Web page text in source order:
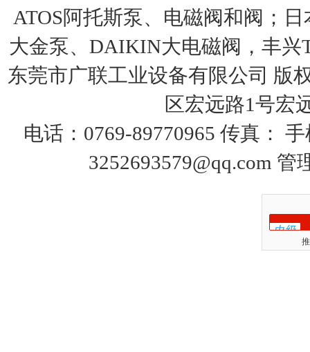
ATOS阿托斯泵、电磁阀和阀；
大金泵、DAIKIN大电磁阀，丰
东莞市广联工业设备有限公司 版
区宏远路1号宏
电话：0769-89770965 传真：
3252693579@qq.com 管